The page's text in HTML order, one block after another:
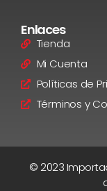
Enlaces
Tienda
Mi Cuenta
Políticas de
Términos y
© 2023